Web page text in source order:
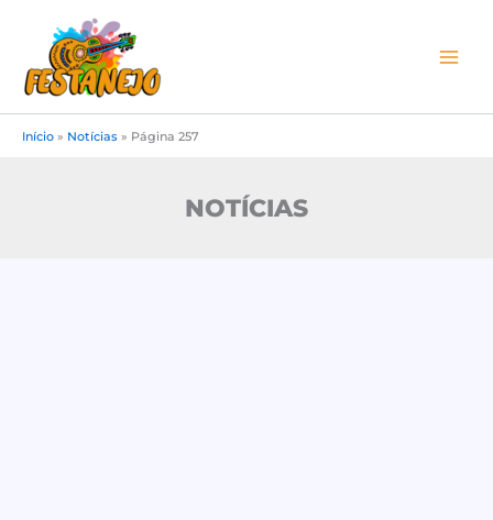
conteúdo
Início » Notícias » Página 257
NOTÍCIAS